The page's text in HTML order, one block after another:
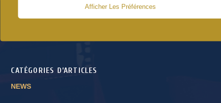
Afficher Les Préférences
CATÉGORIES D’ARTICLES
NEWS